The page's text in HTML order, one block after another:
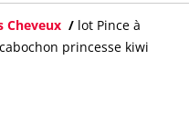
Cheveux / lot Pince à
princesse kiwi